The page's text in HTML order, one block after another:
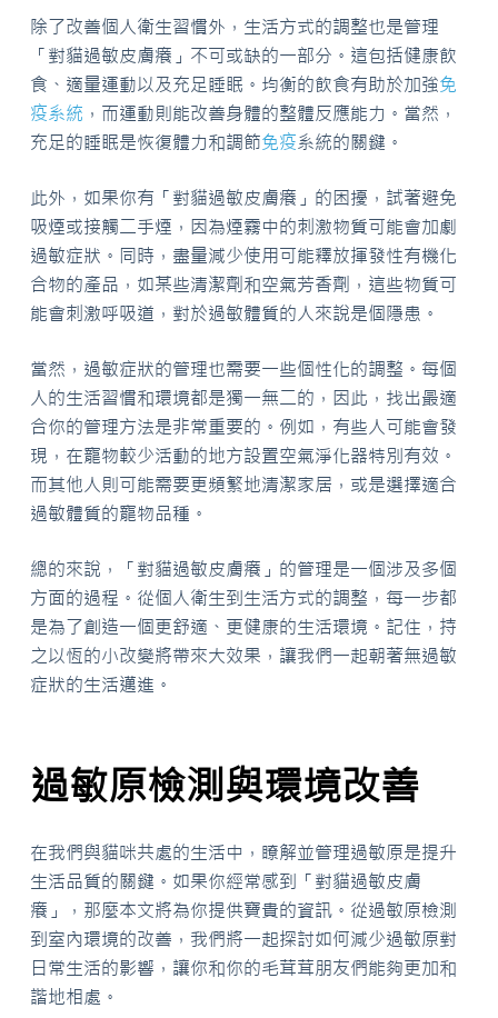
除了改善個人衛生習慣外，生活方式的調整也是管理
「對貓過敏皮膚癢」不可或缺的一部分。這包括健康飲
食、適量運動以及充足睡眠。均衡的飲食有助於加強免
疫系統 ，而運動則能改善身體的整體反應能力。當然，
充足的睡眠是恢復體力和調節免疫系統的關鍵。
此外，如果你有「對貓過敏皮膚癢」的困擾，試著避免
吸煙或接觸二手煙，因為煙霧中的刺激物質可能會加劇
過敏症狀。同時，盡量減少使用可能釋放揮發性有機化
合物的產品，如某些清潔劑和空氣芳香劑，這些物質可
能會刺激呼吸道，對於過敏體質的人來說是個隱患。
當然，過敏症狀的管理也需要一些個性化的調整。每個
人的生活習慣和環境都是獨一無二的，因此，找出最適
合你的管理方法是非常重要的。例如，有些人可能會發
現，在寵物較少活動的地方設置空氣淨化器特別有效。
而其他人則可能需要更頻繁地清潔家居，或是選擇適合
過敏體質的寵物品種。
總的來說，「對貓過敏皮膚癢」的管理是一個涉及多個
方面的過程。從個人衛生到生活方式的調整，每一步都
是為了創造一個更舒適、更健康的生活環境。記住，持
之以恆的小改變將帶來大效果，讓我們一起朝著無過敏
症狀的生活邁進。
過敏原檢測與環境改善
在我們與貓咪共處的生活中，瞭解並管理過敏原是提升
生活品質的關鍵。如果你經常感到「對貓過敏皮膚
癢」，那麼本文將為你提供寶貴的資訊。從過敏原檢測
到室內環境的改善，我們將一起探討如何減少過敏原對
日常生活的影響，讓你和你的毛茸茸朋友們能夠更加和
諧地相處。